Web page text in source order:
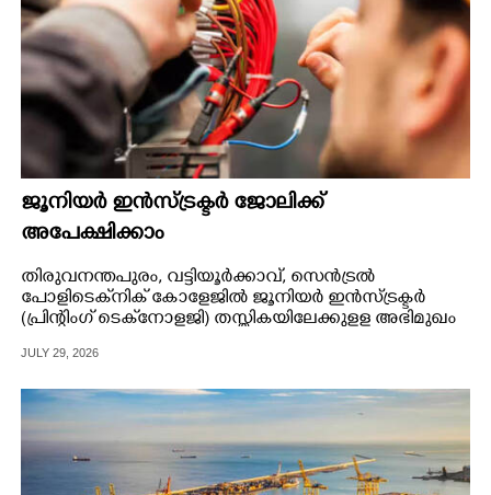
ജൂനിയർ ഇൻസ്ട്രക്ടർ ജോലിക്ക്
അപേക്ഷിക്കാം
തിരുവനന്തപുരം, വട്ടിയൂർക്കാവ്, സെൻട്രൽ
പോളിടെക്‌നിക് കോളേജിൽ ജൂനിയർ ഇൻസ്ട്രക്ടർ
(പ്രിന്റിംഗ് ടെക്‌നോളജി) തസ്തികയിലേക്കുളള അഭിമുഖം
JULY 29, 2026